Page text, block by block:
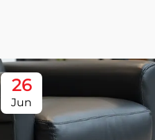
26
Jun